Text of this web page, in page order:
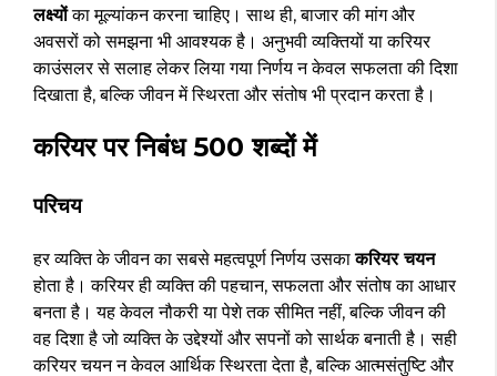
लक्ष्योंका मूल्यांकन करना चाहिए। साथ ही, बाजार की मांग और
अवसरों को समझना भी आवश्यक है। अनुभवी व्यक्तियों या करियर
काउंसलर से सलाह लेकर लिया गया निर्णय न केवल सफलता की दिशा
दिखाता है, बल्कि जीवन में स्थिरता और संतोष भी प्रदान करता है।
करियर पर निबंध 500 शब्दों में
परिचय
हर व्यक्ति के जीवन का सबसे महत्वपूर्ण निर्णय उसकाकरियर चयन
होता है। करियर ही व्यक्ति की पहचान, सफलता और संतोष का आधार
बनता है। यह केवल नौकरी या पेशे तक सीमित नहीं, बल्कि जीवन की
वह दिशा है जो व्यक्ति के उद्देश्यों और सपनों को सार्थक बनाती है। सही
करियर चयन न केवल आर्थिक स्थिरता देता है, बल्कि आत्मसंतुष्टि और